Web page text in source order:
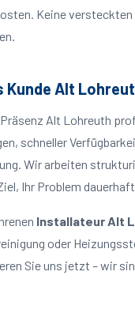
Keine versteckten
Kunde Alt
Alt Lohreuth
schneller
Wir arbeiten
Ihr Problem
Installateur Alt
oder
Sie uns jetzt – wir